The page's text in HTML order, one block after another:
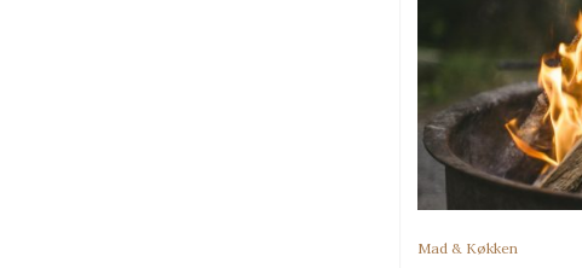
Mad & Køkken